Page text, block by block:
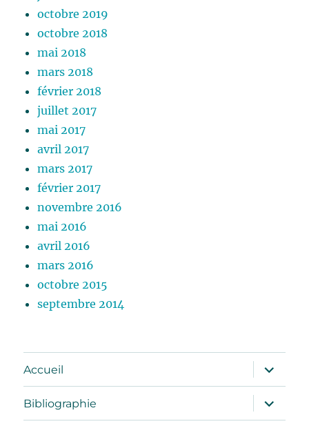
octobre 2019
octobre 2018
mai 2018
mars 2018
février 2018
juillet 2017
mai 2017
avril 2017
mars 2017
février 2017
novembre 2016
mai 2016
avril 2016
mars 2016
octobre 2015
septembre 2014
Accueil
ouvrir
le
sous-
menu
Bibliographie
ouvrir
le
sous-